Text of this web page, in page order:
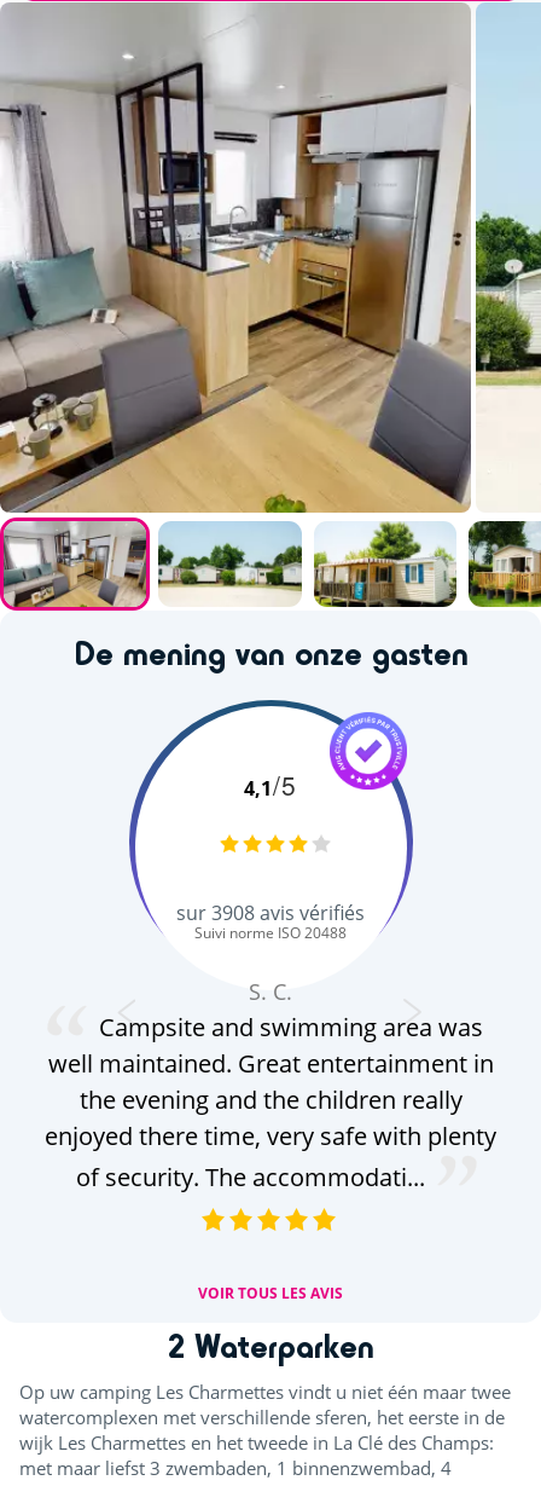
De mening van onze gasten
4,1/5
sur3908avis vérifiés
Suivi norme ISO 20488
S. C.
Campsite and swimming area was
well maintained. Great entertainment in
the evening and the children really
enjoyed there time, very safe with plenty
of security. The accommodati...
VOIR TOUS LES AVIS
2 Waterparken
Op uw camping Les Charmettes vindt u niet één maar twee
watercomplexen met verschillende sferen, het eerste in de
wijk Les Charmettes en het tweede in La Clé des Champs:
met maar liefst 3 zwembaden, 1 binnenzwembad, 4